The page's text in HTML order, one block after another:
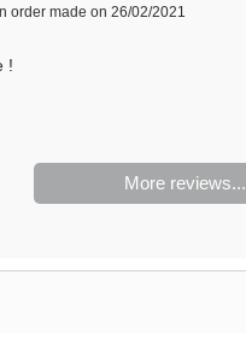
order made on 26/02/2021
!
More reviews...